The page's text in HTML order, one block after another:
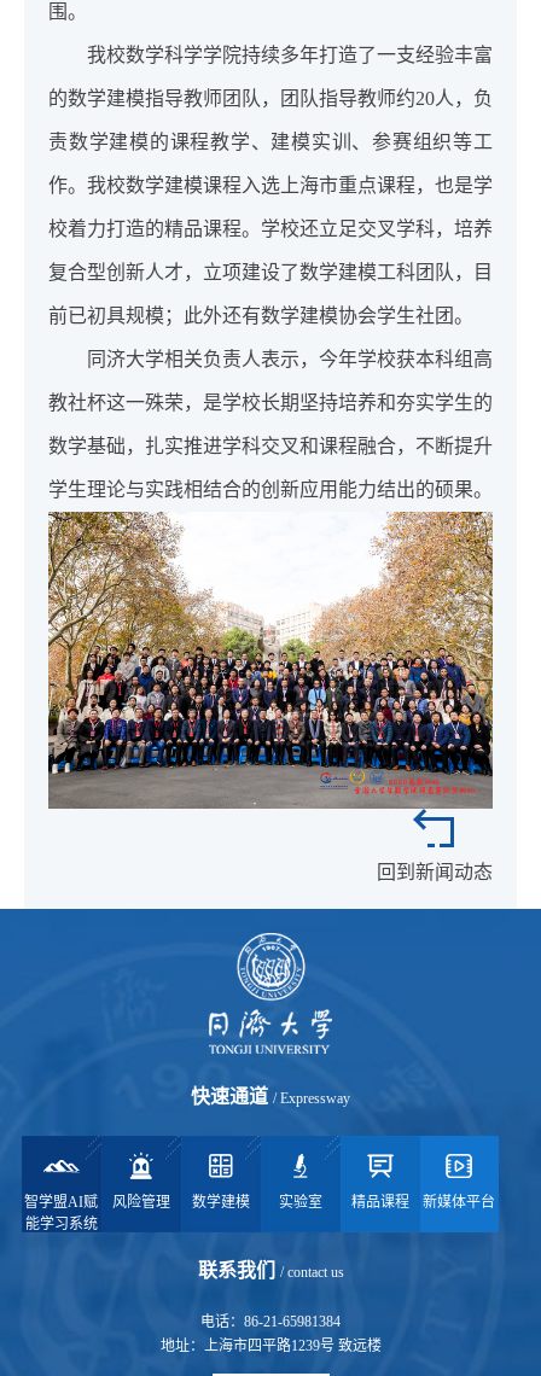
围。
我校数学科学学院持续多年打造了一支经验丰富
的数学建模指导教师团队，团队指导教师约20人，负
责数学建模的课程教学、建模实训、参赛组织等工
作。我校数学建模课程入选上海市重点课程，也是学
校着力打造的精品课程。学校还立足交叉学科，培养
复合型创新人才，立项建设了数学建模工科团队，目
前已初具规模；此外还有数学建模协会学生社团。
同济大学相关负责人表示，今年学校获本科组高
教社杯这一殊荣，是学校长期坚持培养和夯实学生的
数学基础，扎实推进学科交叉和课程融合，不断提升
学生理论与实践相结合的创新应用能力结出的硕果。
回到新闻动态
快速通道 / Expressway
智学盟AI赋
能学习系统
风险管理 数学建模 实验室 精品课程 新媒体平台
联系我们 / contact us
电话：86-21-65981384
地址：上海市四平路1239号 致远楼